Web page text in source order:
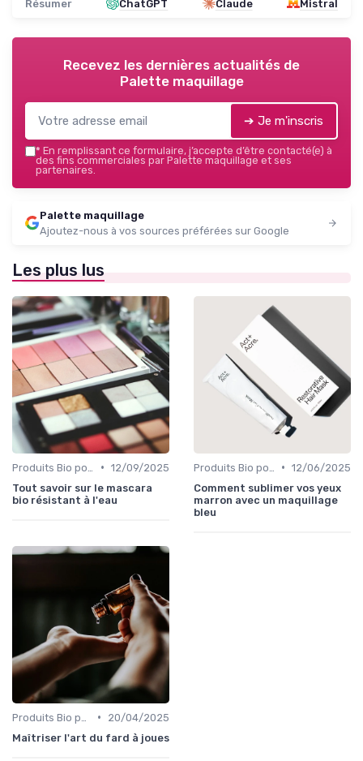
Résumer ChatGPT Claude Mistral
Recevez les dernières actualités de
Palette maquillage
➔ Je m'inscris
* En remplissant ce formulaire, j’accepte d’être contacté(e) à
des fins commerciales par Palette maquillage et ses
partenaires.
Palette maquillage
Ajoutez-nous à vos sources préférées sur Google
Les plus lus
• 12/09/2025
Tout savoir sur le mascara
bio résistant à l'eau
• 12/06/2025
Comment sublimer vos yeux
marron avec un maquillage
bleu
•
20/04/2025
Maîtriser l'art du fard à joues